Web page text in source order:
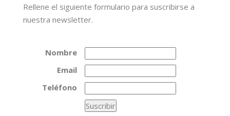
Rellene el siguiente formulario para suscribirse a
nuestra newsletter.
Nombre
Email
Teléfono